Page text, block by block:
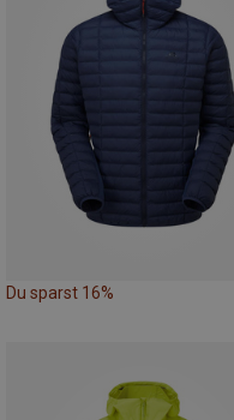
Du sparst 16%